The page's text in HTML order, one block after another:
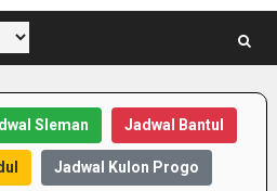
Sleman Jadwal Bantul
Jadwal Kulon Progo